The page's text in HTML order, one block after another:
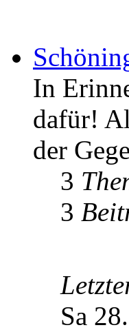
In
dafür!
der
3
3
Sa